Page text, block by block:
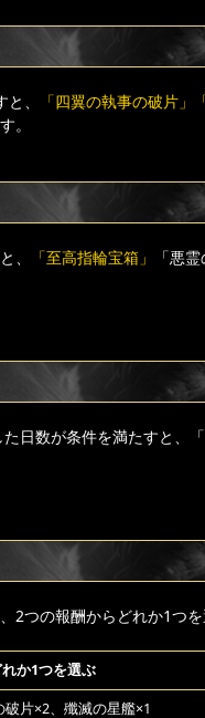
、
「四翼の執事の破片」
。
、 「至高指輪宝箱」
「悪
日数が条件を満たすと、
2つの報酬からどれか1つ
れか1つを選ぶ
破片×2、殲滅の星艦×1